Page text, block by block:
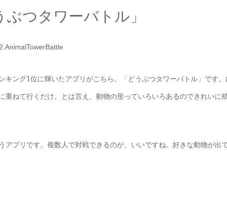
つタワーバトル」
キング1位に輝いたアプリがこちら。「どうぶつタワーバトル」です。
ねて行くだけ。とは言え、動物の形っていろいろあるのできれいに
プリです。複数人で対戦できるのが、いいですね。好きな動物が出